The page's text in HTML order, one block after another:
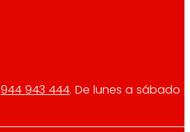
944 943 444. De lunes a sábado